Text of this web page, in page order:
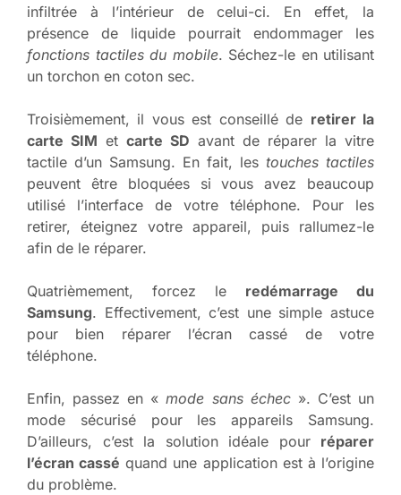
infiltrée à l’intérieur de celui-ci. En effet, la
présence de liquide pourrait endommager les
fonctions tactiles du mobile. Séchez-le en utilisant
un torchon en coton sec.
Troisièmement, il vous est conseillé de retirer la
carte SIM et carte SD avant de réparer la vitre
tactile d’un Samsung. En fait, les touches tactiles
peuvent être bloquées si vous avez beaucoup
utilisé l’interface de votre téléphone. Pour les
retirer, éteignez votre appareil, puis rallumez-le
afin de le réparer.
Quatrièmement, forcez le redémarrage du
Samsung. Effectivement, c’est une simple astuce
pour bien réparer l’écran cassé de votre
téléphone.
Enfin, passez en «mode sans échec». C’est un
mode sécurisé pour les appareils Samsung.
D’ailleurs, c’est la solution idéale pour réparer
l’écran cassé quand une application est à l’origine
du problème.